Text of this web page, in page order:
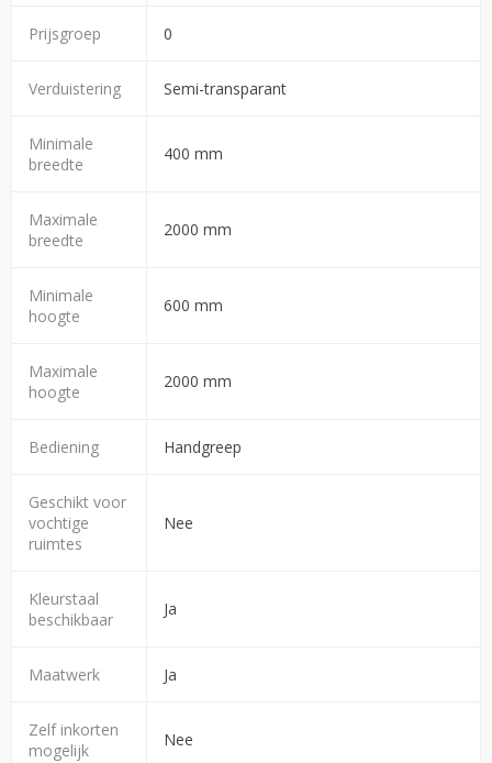
Prijsgroep 0
Verduistering Semi-transparant
Minimale
breedte
400 mm
Maximale
breedte
2000 mm
Minimale
hoogte
600 mm
Maximale
hoogte
2000 mm
Bediening Handgreep
Geschikt voor
vochtige
ruimtes
Nee
Kleurstaal
beschikbaar
Ja
Maatwerk Ja
Zelf inkorten
mogelijk
Nee